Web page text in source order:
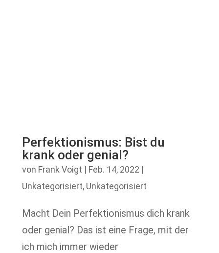
Perfektionismus: Bist du
krank oder genial?
von Frank Voigt | Feb. 14, 2022 |
Unkategorisiert, Unkategorisiert
Macht Dein Perfektionismus dich krank
oder genial? Das ist eine Frage, mit der
ich mich immer wieder